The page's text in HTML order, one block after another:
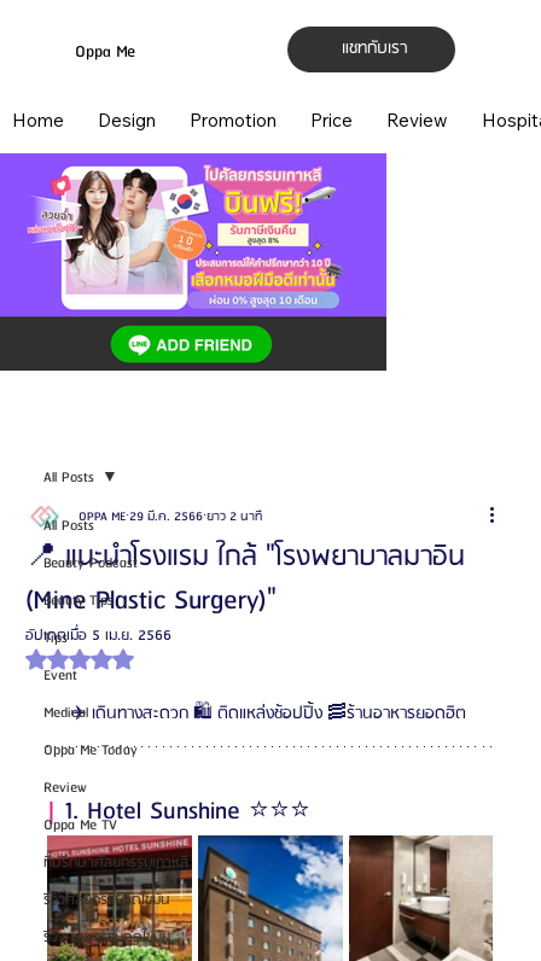
แชทกับเรา
Oppa Me
Home Design Promotion Price Review
All Posts
Beauty Podcast
Beauty Tips
Tips
Event
Medical
Oppa Me Today
Review
Oppa Me TV
ที่ปรึกษาศัลยกรรมเกาหลี
รีวิวศัลยกรรมฉีดไขมัน
รีวิวศัลยกรรมดูดไขมัน
All Posts
📍 แนะนำโรงแรม ใกล้ "โรงพยาบาลมาอิน
(Mine Plastic Surgery)"
OPPA ME29 มี.ค. 2566ยาว 2 นาที
อัปเดตเมื่อ 5 เม.ย. 2566
ได้รับ NaN เต็ม 5 ดาว
✈️ เดินทางสะดวก 🛍️ ติดแหล่งช้อปปิ้ง 🥓ร้านอาหารยอดฮิต
| 1. Hotel Sunshine ⭐️⭐️⭐️